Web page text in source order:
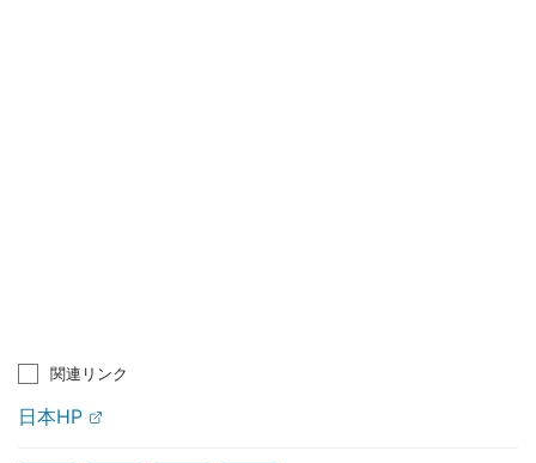
関連リンク
日本HP